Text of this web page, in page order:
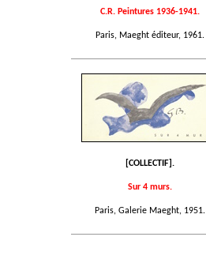
C.R. Peintures 1936-1941.
Paris, Maeght éditeur, 1961.
[COLLECTIF].
Sur 4 murs.
Paris, Galerie Maeght, 1951.